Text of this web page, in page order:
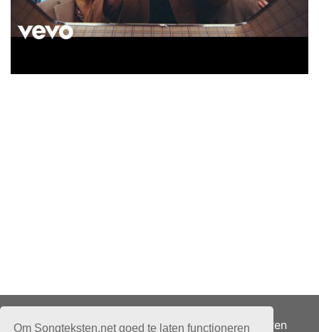
Om Songteksten.net goed te laten functionerenAdverteren